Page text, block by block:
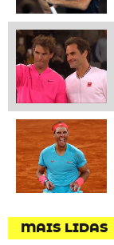
MAIS LIDAS